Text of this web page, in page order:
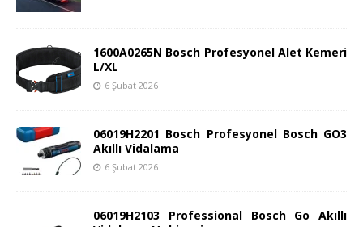
1600A0265N Bosch Profesyonel Alet Kemeri
L/XL
6 Şubat 2026
06019H2201 Bosch Profesyonel Bosch GO3
Akıllı Vidalama
6 Şubat 2026
06019H2103 Professional Bosch Go Akıllı